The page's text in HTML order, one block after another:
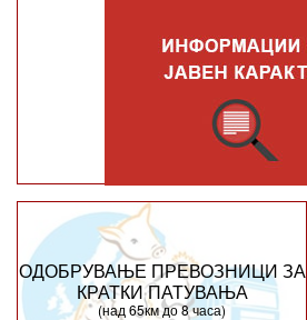
ОДОБРУВАЊЕ ПРЕВОЗНИЦИ ЗА
КРАТКИ ПАТУВАЊА
(над 65км до 8 часа)